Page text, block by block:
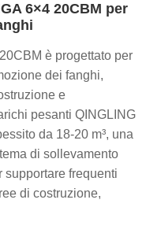
6×4 20CBM per
è progettato per
dei fanghi,
e
pesanti QINGLING
da 18-20 m³, una
di sollevamento
frequenti
di costruzione,